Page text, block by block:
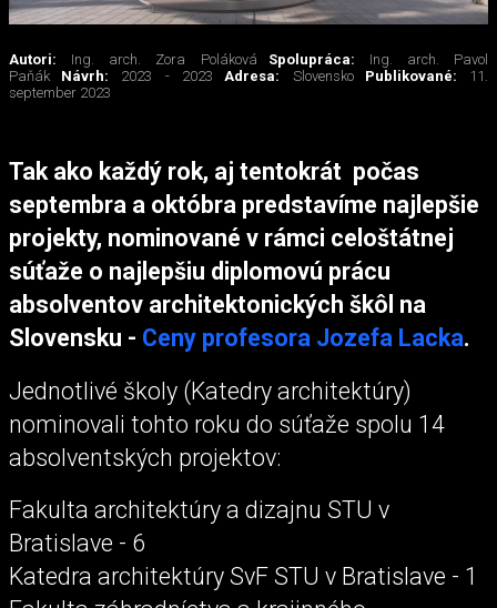
Autori: Ing. arch. Zora Poláková Spolupráca: Ing. arch. Pavol
Paňák
Návrh: 2023 - 2023 Adresa: Slovensko Publikované: 11.
september 2023
Tak ako každý rok, aj tentokrát počas
septembra a októbra predstavíme najlepšie
projekty, nominované v rámci celoštátnej
súťaže o najlepšiu diplomovú prácu
absolventov architektonických škôl na
Slovensku - Ceny profesora Jozefa Lacka.
Jednotlivé školy (Katedry architektúry)
nominovali tohto roku do súťaže spolu 14
absolventských projektov:
Fakulta architektúry a dizajnu STU v
Bratislave - 6
Katedra architektúry SvF STU v Bratislave - 1